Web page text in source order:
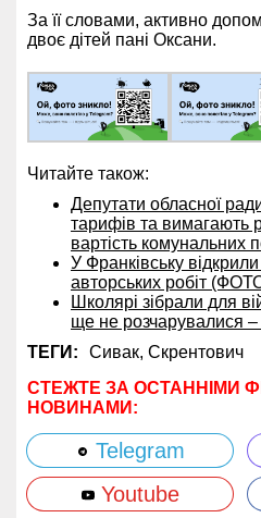
За її словами, активно
двоє дітей пані Оксани.
Читайте також:
Депутати обласної
тарифів та вимагають
вартість комунальних
У Франківську
авторських робіт
Школярі зібрали для
ще не розчарувалися –
ТЕГИ:
Сивак, Скрентович
СТЕЖТЕ ЗА ОСТАННІМИ
НОВИНАМИ:
Telegram
Youtube